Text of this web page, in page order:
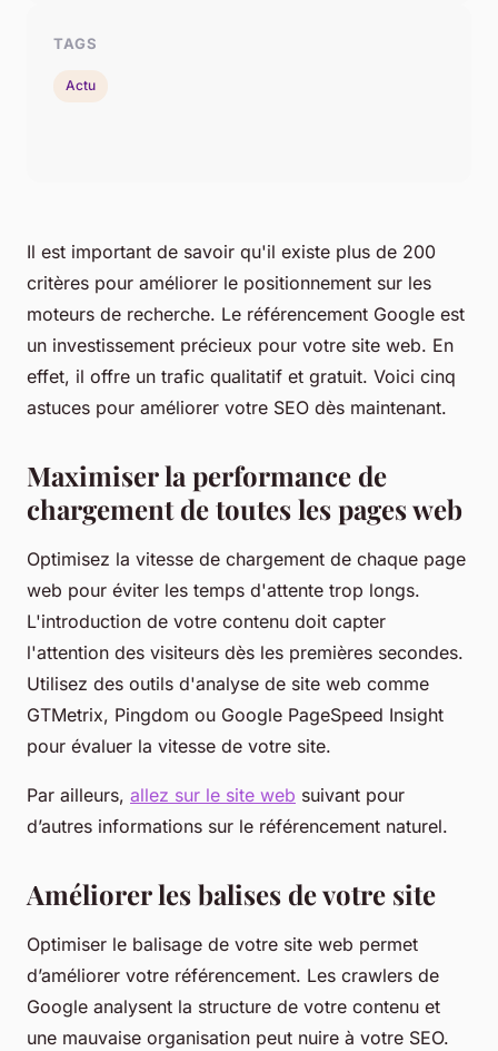
Il est important de savoir qu'il existe plus de 200
critères pour améliorer le positionnement sur les
moteurs de recherche. Le référencement Google est
un investissement précieux pour votre site web. En
effet, il offre un trafic qualitatif et gratuit. Voici cinq
astuces pour améliorer votre SEO dès maintenant.
Maximiser la performance de
chargement de toutes les pages web
Optimisez la vitesse de chargement de chaque page
web pour éviter les temps d'attente trop longs.
L'introduction de votre contenu doit capter
l'attention des visiteurs dès les premières secondes.
Utilisez des outils d'analyse de site web comme
GTMetrix, Pingdom ou Google PageSpeed Insight
pour évaluer la vitesse de votre site.
Par ailleurs, allez sur le site web suivant pour
d’autres informations sur le référencement naturel.
Améliorer les balises de votre site
Optimiser le balisage de votre site web permet
d’améliorer votre référencement. Les crawlers de
Google analysent la structure de votre contenu et
une mauvaise organisation peut nuire à votre SEO.
TAGS
Actu